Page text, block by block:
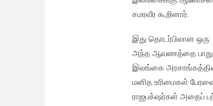
சமரவீர கூறினார்.
இது தொடர்பிலான ஒரு
அந்த ஆவணத்தை
இலங்கை
மனித உரிமைகள் பேரவை
ராஜபக்‌ஷர்கள் அதைப்